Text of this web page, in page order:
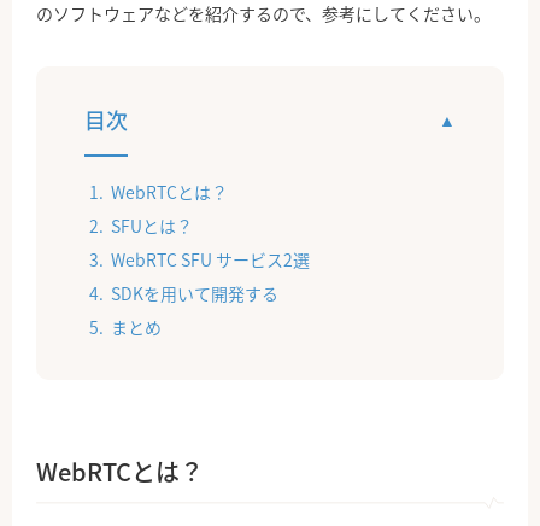
のソフトウェアなどを紹介するので、参考にしてください。
目次
WebRTCとは？
SFUとは？
WebRTC SFU サービス2選
SDKを用いて開発する
まとめ
WebRTCとは？